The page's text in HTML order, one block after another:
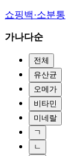
쇼핑백·소분통
가나다순
전체
유산균
오메가
비타민
미네랄
ㄱ
ㄴ